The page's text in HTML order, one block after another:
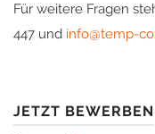
Für weitere Fragen
447 und info@temp-
JETZT BEWERBEN